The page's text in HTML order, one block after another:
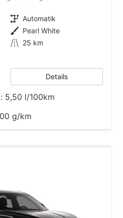
Getriebe Automatik
Außenfarbe Pearl White
Kilometerstand 25 km
Details
5,50 l/100km
g/km